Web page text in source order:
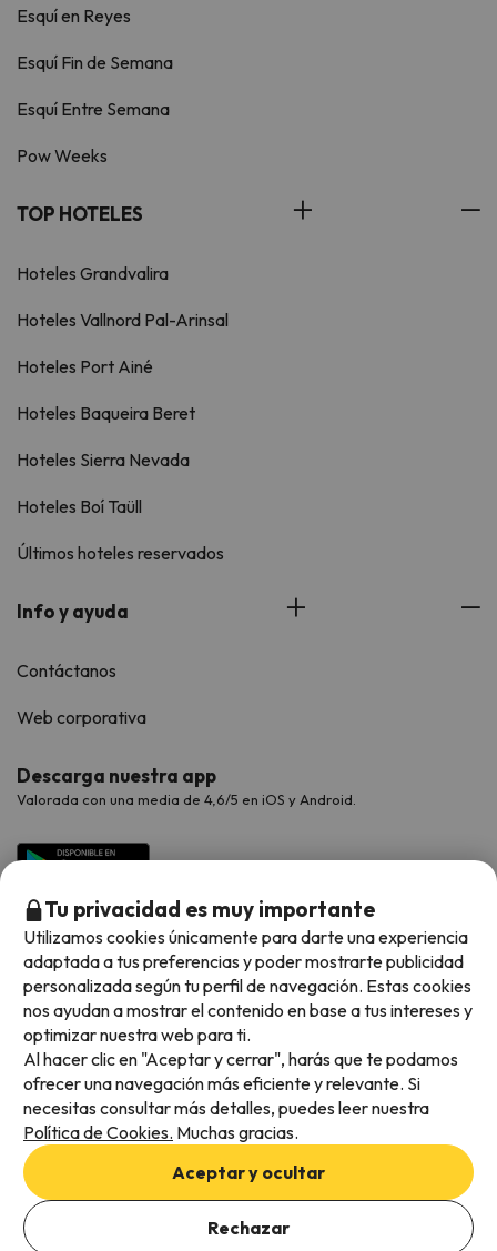
Añade las fechas para comprobar la disponibilidad
Esquí en Reyes
Esquí Fin de Semana
Esquí Entre Semana
Pow Weeks
TOP HOTELES
Hoteles Grandvalira
Hoteles Vallnord Pal-Arinsal
Hoteles Port Ainé
Hoteles Baqueira Beret
Hoteles Sierra Nevada
Hoteles Boí Taüll
Últimos hoteles reservados
Info y ayuda
Contáctanos
Web corporativa
Descarga nuestra app
Valorada con una media de 4,6/5 en iOS y Android.
Métodos de pago disponibles
Condiciones generales
Privacidad de datos
Política de cookies
Tu privacidad es muy importante
Utilizamos cookies únicamente para darte una experiencia
adaptada a tus preferencias y poder mostrarte publicidad
personalizada según tu perfil de navegación. Estas cookies
nos ayudan a mostrar el contenido en base a tus intereses y
optimizar nuestra web para ti.
Al hacer clic en "Aceptar y cerrar", harás que te podamos
ofrecer una navegación más eficiente y relevante. Si
necesitas consultar más detalles, puedes leer nuestra
Política de Cookies. Muchas gracias.
Aceptar y ocultar
Rechazar